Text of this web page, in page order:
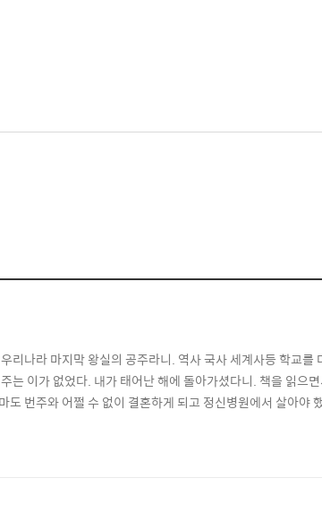
리나라 마지막 왕실의 공주라니. 역사 국사 세계사등 학교를
는 이가 없었다. 내가 태어난 해에 돌아가셨다니. 책을 읽으
번주와 어쩔 수 없이 결혼하게 되고 정신병원에서 살아야
오게 하지 않다니 이게 무슨 개소리인가. 우리는 공부를 헛것